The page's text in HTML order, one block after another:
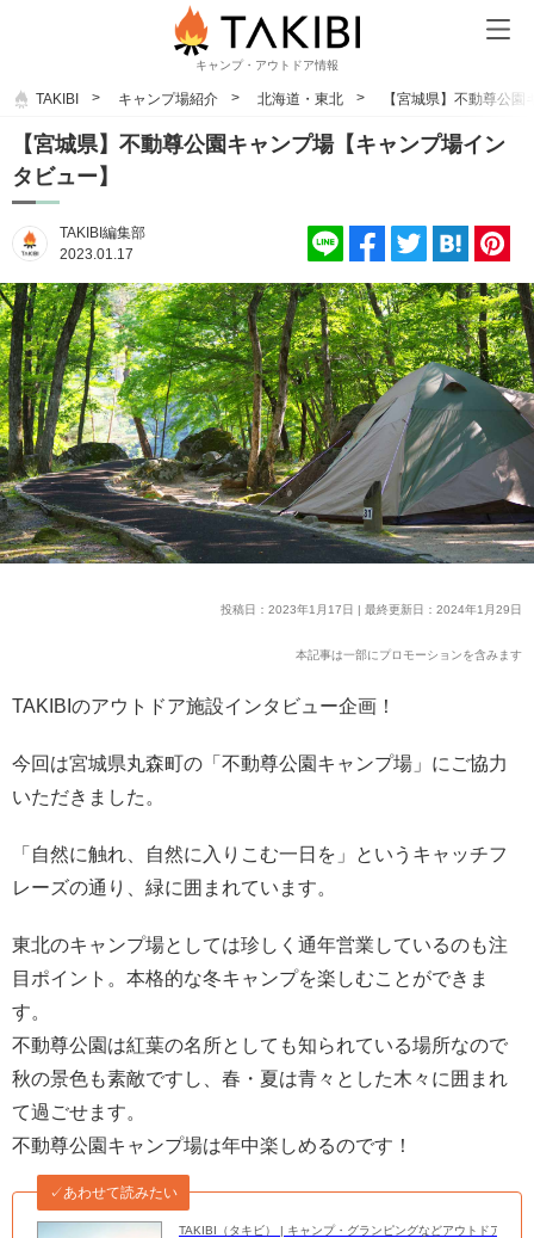
キャンプ・アウトドア情報
TAKIBI キャンプ場紹介 北海道・東北 【宮城県】不動尊公
【宮城県】不動尊公園キャンプ場【キャンプ場イン
タビュー】
TAKIBI編集部
2023.01.17
投稿日：2023年1月17日 | 最終更新日：2024年1月29日
本記事は一部にプロモーションを含みます
TAKIBIのアウトドア施設インタビュー企画！
今回は宮城県丸森町の「不動尊公園キャンプ場」にご協力
いただきました。
「自然に触れ、自然に入りこむ一日を」というキャッチフ
レーズの通り、緑に囲まれています。
東北のキャンプ場としては珍しく通年営業しているのも注
目ポイント。本格的な冬キャンプを楽しむことができま
す。
不動尊公園は紅葉の名所としても知られている場所なので
秋の景色も素敵ですし、春・夏は青々とした木々に囲まれ
て過ごせます。
不動尊公園キャンプ場は年中楽しめるのです！
TAKIBI（タキビ） | キャンプ・グランピングなどアウトドアの総
✓あわせて読みたい